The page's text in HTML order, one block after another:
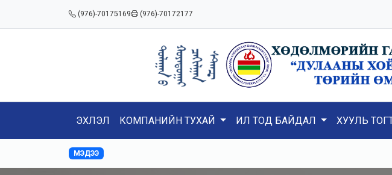
(976)-70175169 (976)-70172177
ЭХЛЭЛ КОМПАНИЙН ТУХАЙ ИЛ ТОД БАЙДАЛ ХУУЛЬ
МЭДЭЭ